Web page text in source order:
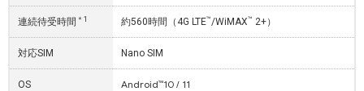
連続待受時間 ＊1 約560時間（4G LTE™/WiMAX™ 2+）
対応SIM Nano SIM
OS Android™10 / 11